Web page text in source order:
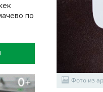
Фото из
по